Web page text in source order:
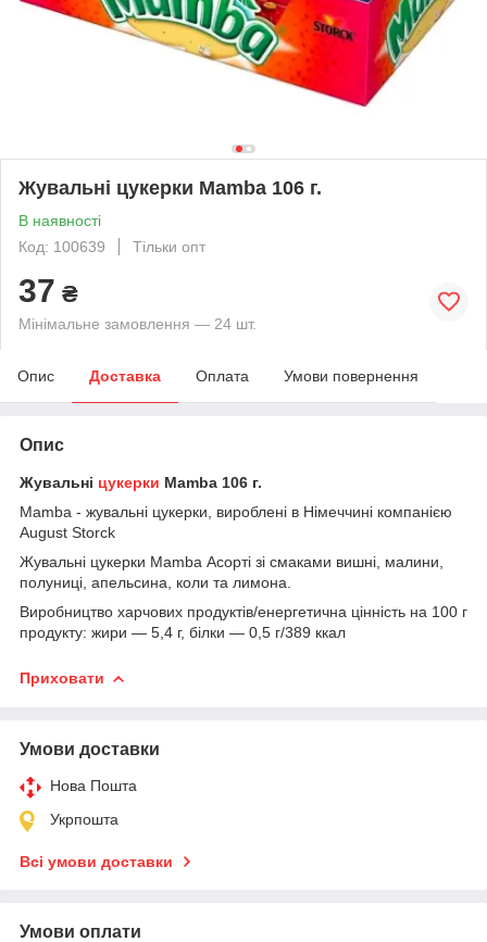
Жувальні цукерки Mamba 106 г.
В наявності
Код: 100639
Тільки опт
37 ₴
Мінімальне замовлення — 24 шт.
Опис Доставка Оплата Умови повернення
Опис
Жувальні цукерки Mamba 106 г.
Mamba - жувальні цукерки, вироблені в Німеччині компанією
August Storck
Жувальні цукерки Mamba Асорті зі смаками вишні, малини,
полуниці, апельсина, коли та лимона.
Виробництво харчових продуктів/енергетична цінність на 100 г
продукту: жири — 5,4 г, білки — 0,5 г/389 ккал
Приховати
Умови доставки
Нова Пошта
Укрпошта
Всі умови доставки
Умови оплати